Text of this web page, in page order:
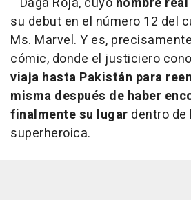
su debut en el número 12 del
Ms. Marvel. Y es,
cómic, donde el justiciero
viaja hasta Pakistán para
misma después de haber
finalmente su lugar dentro
superheroica.